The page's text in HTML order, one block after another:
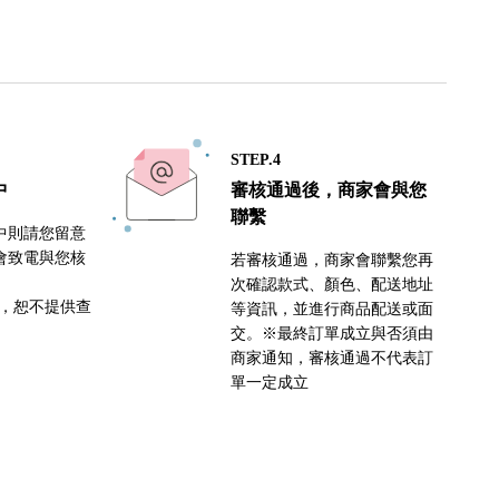
則請您留意
致電與您核
恕不提供查
STEP.4
審核通過後，商家會與您
聯繫
若審核通過，商家會聯繫您再
次確認款式、顏色、配送地址
等資訊，並進行商品配送或面
交。※最終訂單成立與否須由
商家通知，審核通過不代表訂
單一定成立